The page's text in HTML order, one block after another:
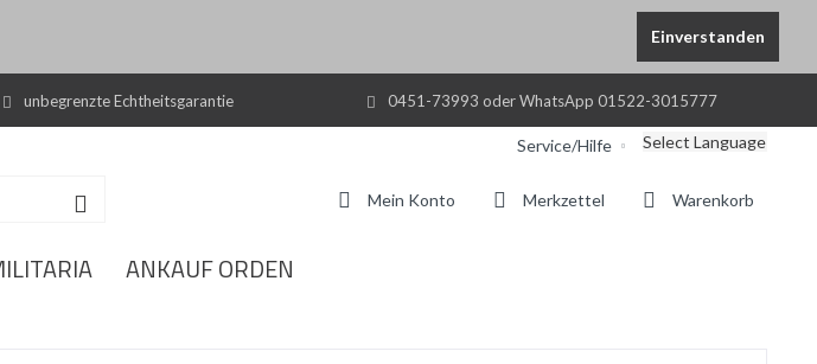
Einverstanden
unbegrenzte Echtheitsgarantie 0451-73993 oder WhatsApp 01522-3015777
Service/Hilfe Select Language
Warenkorb
Merkzettel
Mein Konto
ANKAUF ORDEN